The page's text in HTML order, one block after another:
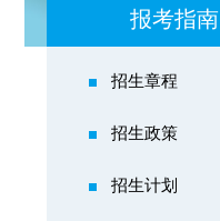
报考指南
招生章程
招生政策
招生计划